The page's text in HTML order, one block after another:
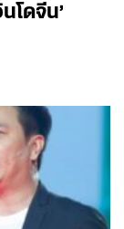
โดจีน’